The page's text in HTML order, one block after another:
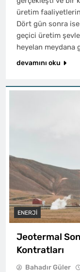
üretim
Dört gün sonra
geçici üretim
heyelan meydana
devamını oku
ENERJI
Jeotermal
Kontratları
Bahadır Güler